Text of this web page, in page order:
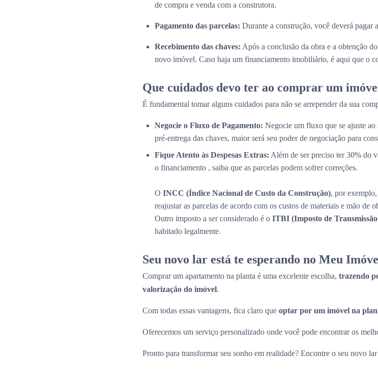
de compra e venda com a construtora.
Pagamento das parcelas: Durante a construção, você deverá pagar
Recebimento das chaves: Após a conclusão da obra e a obtenção
novo imóvel. Caso haja um financiamento imobiliário, é aqui que o
Que cuidados devo ter ao comprar um
É fundamental tomar alguns cuidados para não se arrepender da sua
Negocie o Fluxo de Pagamento: Negocie um fluxo que se ajuste
pré-entrega das chaves, maior será seu poder de negociação para
Fique Atento às Despesas Extras: Além de ser preciso ter 30% do
o financiamento , saiba que as parcelas podem sofrer correções.
O INCC (Índice Nacional de Custo da Construção), por
reajustar as parcelas de acordo com os custos de materiais e mão de
Outro imposto a ser considerado é o ITBI (Imposto de
habitado legalmente.
Seu novo lar está te esperando no Meu
Comprar um apartamento na planta é uma excelente escolha, trazendo
valorização do imóvel.
Com todas essas vantagens, fica claro que optar por um imóvel na
Oferecemos um serviço personalizado onde você pode encontrar os
Pronto para transformar seu sonho em realidade? Encontre o seu novo